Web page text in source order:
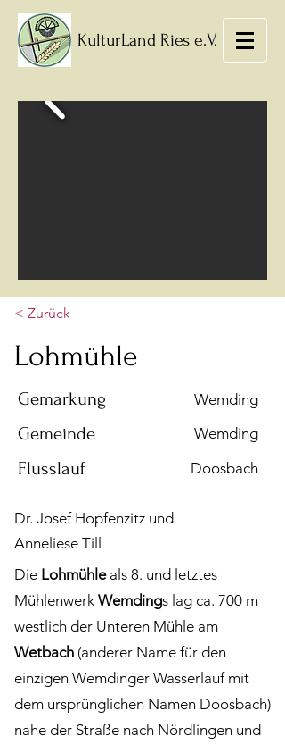
KulturLand Ries e.V.
< Zurück
Lohmühle
Wemding
Gemarkung
Wemding
Gemeinde
Doosbach
Flusslauf
Dr. Josef Hopfenzitz und
Anneliese Till
Die Lohmühleals 8. und letztes
Mühlenwerk Wemdings lag ca. 700 m
westlich der Unteren Mühle am
Wetbach (anderer Name für den
einzigen Wemdinger Wasserlauf mit
dem ursprünglichen Namen Doosbach)
nahe der Straße nach Nördlingen und